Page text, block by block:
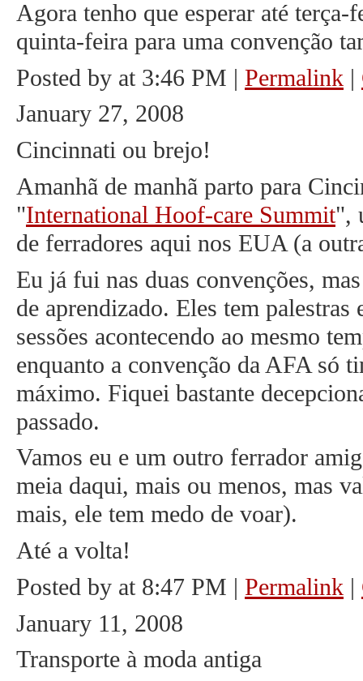
Agora tenho que esperar até
quinta-feira para uma convenção
Posted by at 3:46 PM | Permalink |
January 27, 2008
Cincinnati ou brejo!
Amanhã de manhã parto para
"International Hoof-care Summit",
de ferradores aqui nos EUA (a
Eu já fui nas duas convenções,
de aprendizado. Eles tem
sessões acontecendo ao mesmo
enquanto a convenção da AFA só
máximo. Fiquei bastante
passado.
Vamos eu e um outro ferrador
meia daqui, mais ou menos, mas
mais, ele tem medo de voar).
Até a volta!
Posted by at 8:47 PM | Permalink |
January 11, 2008
Transporte à moda antiga